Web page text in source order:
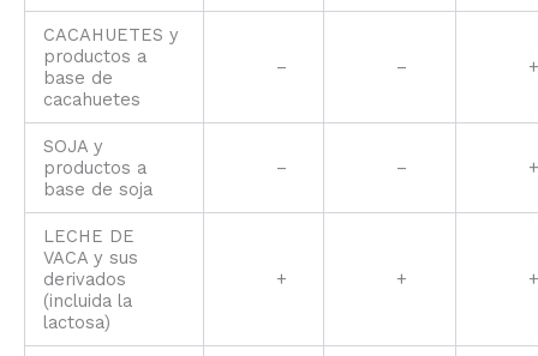
CACAHUETES y
productos a
base de
cacahuetes
– – +
SOJA y
productos a
base de soja
– – +
LECHE DE
VACA y sus
derivados
(incluida la
lactosa)
+ + +